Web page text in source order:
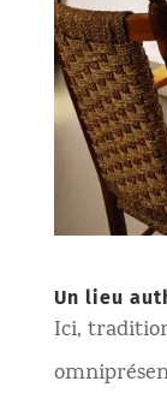
Un lieu
Ici,